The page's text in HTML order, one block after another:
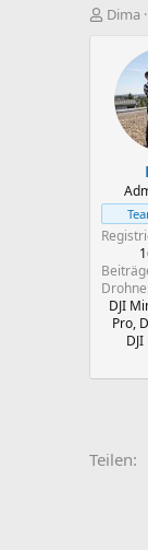
E
Dima
Drohne
DJI
Pro,
Teilen: